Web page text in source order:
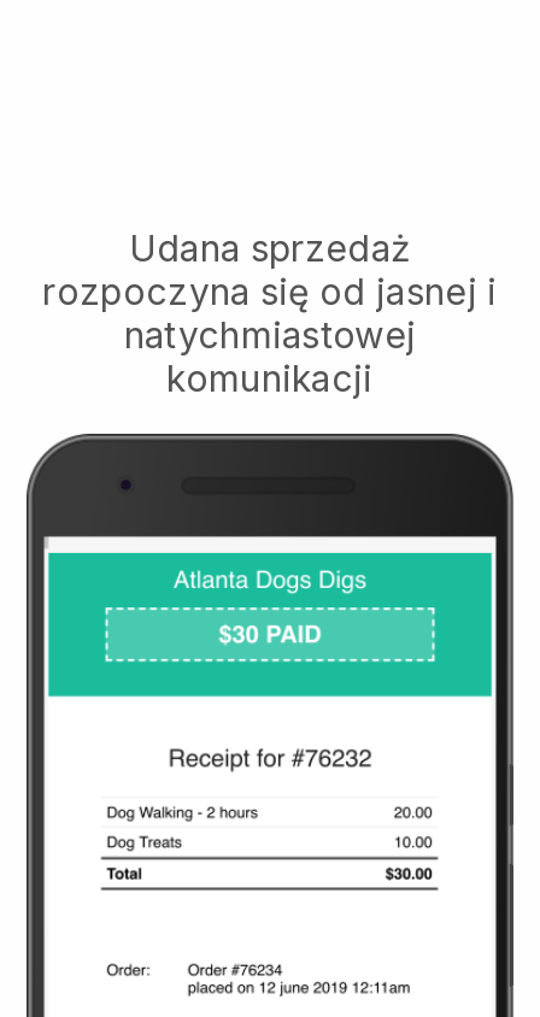
Udana sprzedaż
rozpoczyna się od jasnej i
natychmiastowej
komunikacji